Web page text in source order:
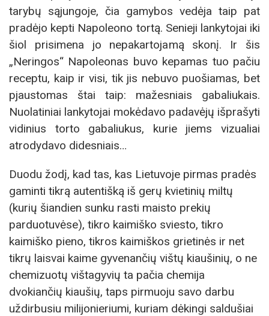
tarybų sąjungoje, čia gamybos vedėja taip pat
pradėjo kepti Napoleono tortą. Senieji lankytojai iki
šiol prisimena jo nepakartojamą skonį. Ir šis
„Neringos“ Napoleonas buvo kepamas tuo pačiu
receptu, kaip ir visi, tik jis nebuvo puošiamas, bet
pjaustomas štai taip: mažesniais gabaliukais.
Nuolatiniai lankytojai mokėdavo padavėjų išprašyti
vidinius torto gabaliukus, kurie jiems vizualiai
atrodydavo didesniais…
Duodu žodį, kad tas, kas Lietuvoje pirmas pradės
gaminti tikrą autentišką iš gerų kvietinių miltų
(kurių šiandien sunku rasti maisto prekių
parduotuvėse), tikro kaimiško sviesto, tikro
kaimiško pieno, tikros kaimiškos grietinės ir net
tikrų laisvai kaime gyvenančių vištų kiaušinių, o ne
chemizuotų vištagyvių ta pačia chemija
dvokiančių kiaušių, taps pirmuoju savo darbu
uždirbusiu milijonieriumi, kuriam dėkingi saldušiai